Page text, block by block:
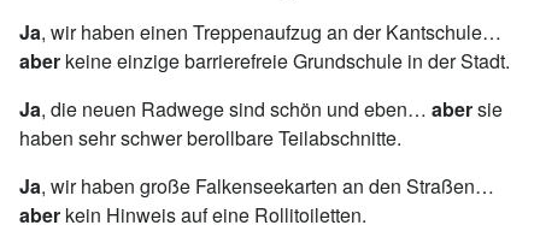
Ja, wir haben einen Treppenaufzug an der Kantschule…
aber keine einzige barrierefreie Grundschule in der Stadt.
Ja, die neuen Radwege sind schön und eben… abersie
haben sehr schwer berollbare Teilabschnitte.
Ja, wir haben große Falkenseekarten an den Straßen…
aber kein Hinweis auf eine Rollitoiletten.